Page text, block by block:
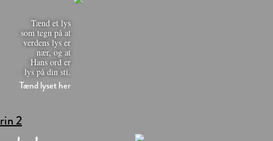
Tænd et lys
som tegn på at
verdens lys er
nær, og at
Hans ord er
lys på din sti.
Tænd lyset her
2